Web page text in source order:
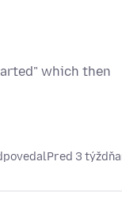
which then
Pred 3